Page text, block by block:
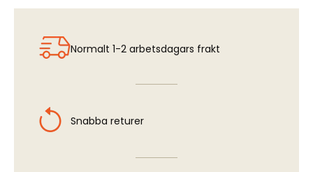
Normalt 1-2 arbetsdagars frakt
Snabba returer